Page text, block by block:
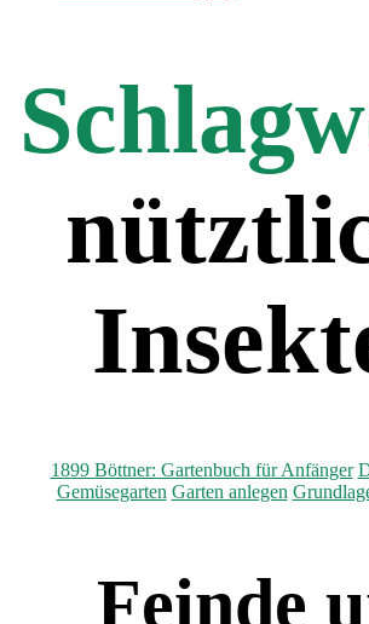
Kategorien
1899 Böttner: Gartenbuch für Anfänger
Gemüsegarten Garten anlegen
Feinde